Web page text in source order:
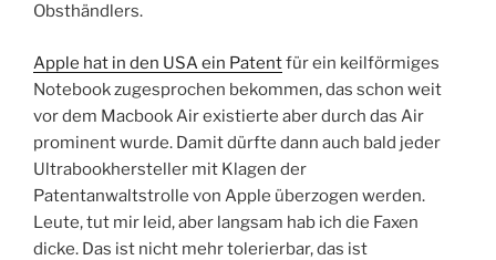
Obsthändlers.
Apple hat in den USA ein Patentfür ein keilförmiges
Notebook zugesprochen bekommen, das schon weit
vor dem Macbook Air existierte aber durch das Air
prominent wurde. Damit dürfte dann auch bald jeder
Ultrabookhersteller mit Klagen der
Patentanwaltstrolle von Apple überzogen werden.
Leute, tut mir leid, aber langsam hab ich die Faxen
dicke. Das ist nicht mehr tolerierbar, das ist